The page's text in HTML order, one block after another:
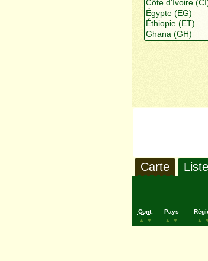
Carte Liste
Cont.
▲
▼
Pays
▲
▼
▲